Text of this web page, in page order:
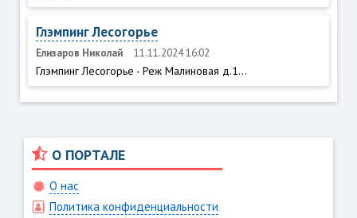
Глэмпинг Лесогорье
Елизаров Николай 11.11.2024 16:02
Глэмпинг Лесогорье - Реж Малиновая д.1...
О ПОРТАЛЕ
О нас
Политика конфиденциальности